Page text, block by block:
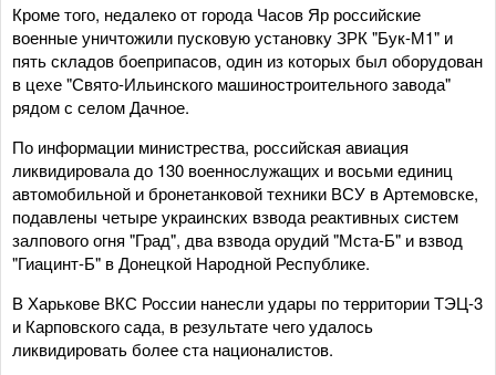
Кроме того, недалеко от города Часов Яр российские
военные уничтожили пусковую установку ЗРК "Бук-М1" и
пять складов боеприпасов, один из которых был оборудован
в цехе "Свято-Ильинского машиностроительного завода"
рядом с селом Дачное.
По информации министрества, российская авиация
ликвидировала до 130 военнослужащих и восьми единиц
автомобильной и бронетанковой техники ВСУ в Артемовске,
подавлены четыре украинских взвода реактивных систем
залпового огня "Град", два взвода орудий "Мста-Б" и взвод
"Гиацинт-Б" в Донецкой Народной Республике.
В Харькове ВКС России нанесли удары по территории ТЭЦ-3
и Карповского сада, в результате чего удалось
ликвидировать более ста националистов.